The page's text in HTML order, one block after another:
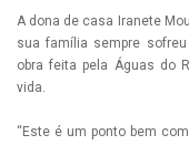
A dona de casa Iranete
sua família sempre
obra feita pela Águas do
vida.
“Este é um ponto bem